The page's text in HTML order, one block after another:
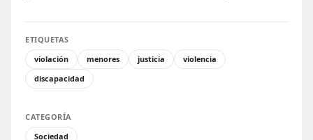
ETIQUETAS
violación
menores justicia
violencia
discapacidad
CATEGORÍA
Sociedad